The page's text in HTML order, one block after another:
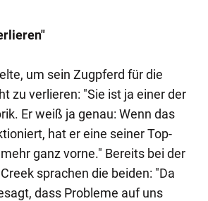
um sein Zugpferd für die
zu verlieren: "Sie ist ja einer der
Er weiß ja genau: Wenn das
hat er eine seiner Top-
ganz vorne." Bereits bei der
sprachen die beiden: "Da
dass Probleme auf uns